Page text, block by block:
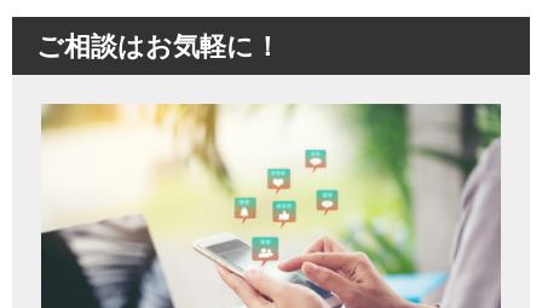
ご相談はお気軽に！